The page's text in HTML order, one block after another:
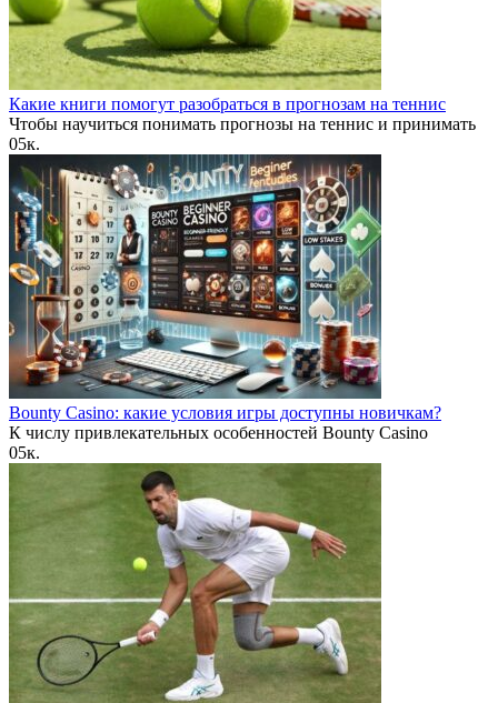
Какие книги помогут разобраться в прогнозам на теннис
Чтобы научиться понимать прогнозы на теннис и принимать
05к.
Bounty Casino: какие условия игры доступны новичкам?
К числу привлекательных особенностей Bounty Casino
05к.